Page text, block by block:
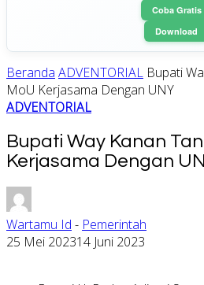
Coba Gratis
Download
Beranda ADVENTORIAL Bupati
MoU Kerjasama Dengan UNY
ADVENTORIAL
Bupati Way Kanan
Kerjasama Dengan
Wartamu Id - Pemerintah
25 Mei 202314 Juni 2023